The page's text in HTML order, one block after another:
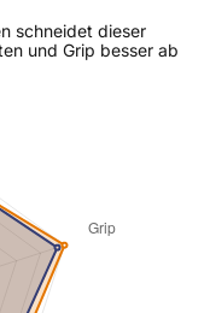
schneidet dieser
und Grip besser ab